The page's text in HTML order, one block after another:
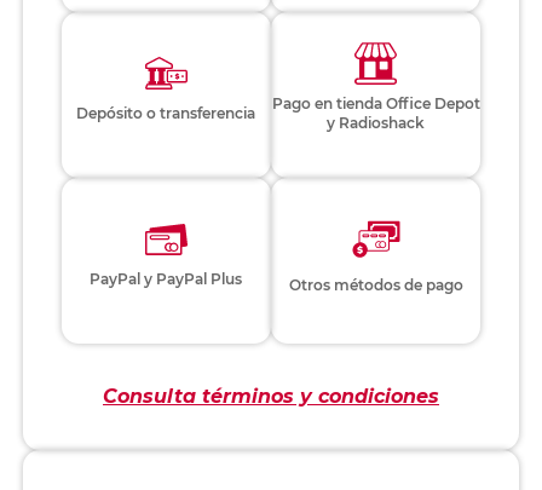
Depósito o transferencia
Pago en tienda Office Depot
y Radioshack
PayPal y PayPal Plus Otros métodos de pago
Consulta términos y condiciones